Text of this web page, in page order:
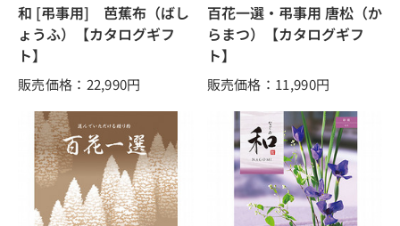
和 [弔事用] 芭蕉布（ばし
ょうふ）【カタログギフ
ト】
販売価格：22,990円
百花一選・弔事用 唐松（か
らまつ）【カタログギフ
ト】
販売価格：11,990円